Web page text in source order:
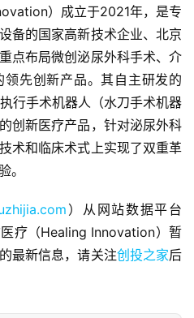
）成立于2021年，是专
备的国家高新技术企业、北京
点布局微创泌尿外科手术、介
先创新产品。其自主研发的
行手术机器人（水刀手术机器
创新医疗产品，针对泌尿外科
术和临床术式上实现了双重革
。
）从网站数据平台
医疗（Healing Innovation）暂
最新信息，请关注创投之家后